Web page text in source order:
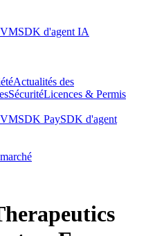
SDK d'agent IA
Actualités des
SécuritéLicences & Permis
SDK PaySDK d'agent